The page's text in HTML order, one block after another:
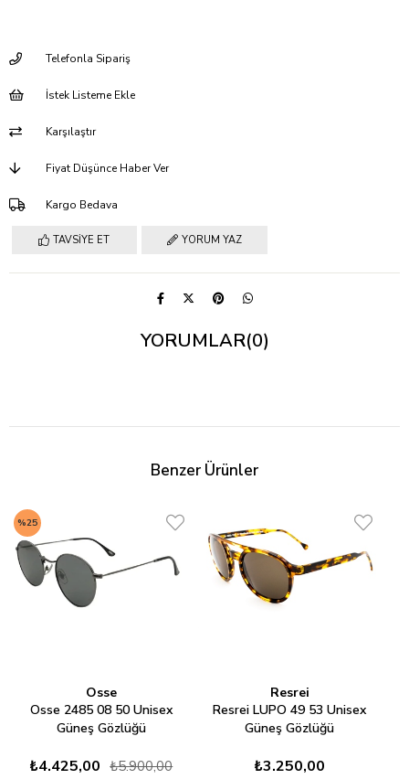
Telefonla Sipariş
İstek Listeme Ekle
Karşılaştır
Fiyat Düşünce Haber Ver
Kargo Bedava
TAVSIYE ET YORUM YAZ
YORUMLAR(0)
Benzer Ürünler
Osse
Osse 2485 08 50 Unisex
Güneş Gözlüğü
₺4.425,00 ₺5.900,00
%25
Resrei
Resrei LUPO 49 53 Unisex
Güneş Gözlüğü
₺3.250,00